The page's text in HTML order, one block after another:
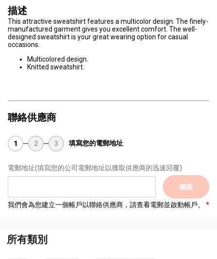
描述
This attractive sweatshirt features a multicolor design. The finely-
manufactured garment gives you excellent comfort. The well-
designed sweatshirt is your great wearing option for casual
occasions.
Multicolored design.
Knitted sweatshirt.
聯絡供應商
1 2 3 填寫您的電郵地址
電郵地址(填寫您的公司電郵地址以獲取供應商的迅速回覆)
確認
我們會為您建立一個帳戶以聯絡供應商，請查看電郵並啟動帳戶。
所有類別